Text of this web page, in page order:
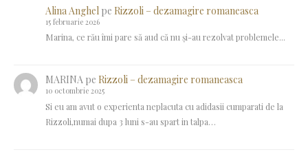
Alina Anghel pe Rizzoli – dezamagire romaneasca
15 februarie 2026
Marina, ce rău îmi pare să aud că nu și-au rezolvat problemele...
MARINApe Rizzoli – dezamagire romaneasca
10 octombrie 2025
Si eu am avut o experienta neplacuta cu adidasii cumparati de la
Rizzoli,numai dupa 3 luni s-au spart in talpa…